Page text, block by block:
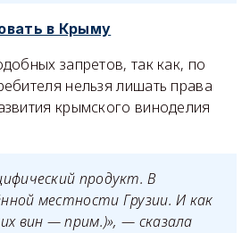
в Крыму
запретов, так как, по
нельзя лишать права
крымского виноделия
продукт. В
местности Грузии. И как
вин — прим.)», — сказала